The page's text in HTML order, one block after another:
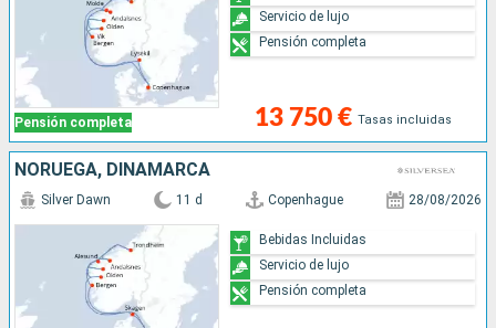
Pensión completa 13 750 € Tasas incluidas
Servicio de lujo
Pensión completa
NORUEGA, DINAMARCA
Silver Dawn 11 d Copenhague 28/08/2026
Bebidas Incluidas
Servicio de lujo
Pensión completa